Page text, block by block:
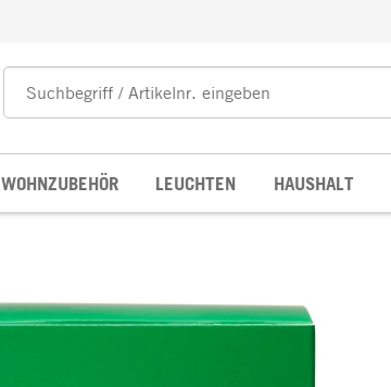
WOHNZUBEHÖR LEUCHTEN HAUSHALT